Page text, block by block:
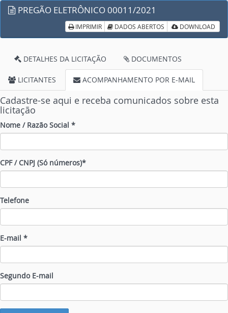
PREGÃO ELETRÔNICO 00011/2021
IMPRIMIR DADOS ABERTOS DOWNLOAD
DETALHES DA LICITAÇÃO DOCUMENTOS
LICITANTES ACOMPANHAMENTO POR E-MAIL
Cadastre-se aqui e receba comunicados sobre esta
licitação
Nome / Razão Social *
CPF / CNPJ (Só números)*
Telefone
E-mail *
Segundo E-mail